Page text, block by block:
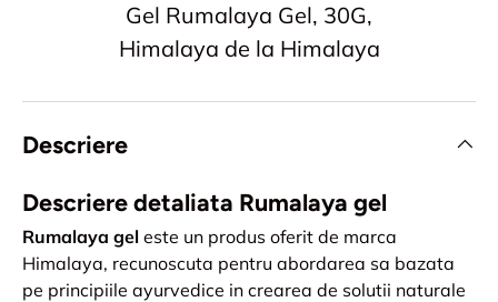
Gel Rumalaya Gel, 30G,
Himalaya de la Himalaya
Descriere
Descriere detaliata Rumalaya gel
Rumalaya gel este un produs oferit de marca
Himalaya, recunoscuta pentru abordarea sa bazata
pe principiile ayurvedice in crearea de solutii naturale